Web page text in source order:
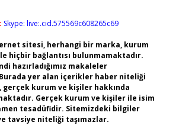
Skype: live:.cid.575569c608265c69
sitesi, herhangi bir marka, kurum
hiçbir bağlantısı bulunmamaktadır.
hazırladığımız makaleler
yer alan içerikler haber niteliği
gerçek kurum ve kişiler hakkında
Gerçek kurum ve kişiler ile isim
tesadüfidir. Sitemizdeki bilgiler
tavsiye niteliği taşımazlar.